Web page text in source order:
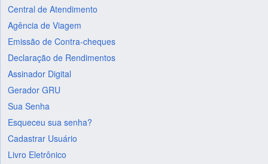
Central de Atendimento
Agência de Viagem
Emissão de Contra-cheques
Declaração de Rendimentos
Assinador Digital
Gerador GRU
Sua Senha
Esqueceu sua senha?
Cadastrar Usuário
Livro Eletrônico